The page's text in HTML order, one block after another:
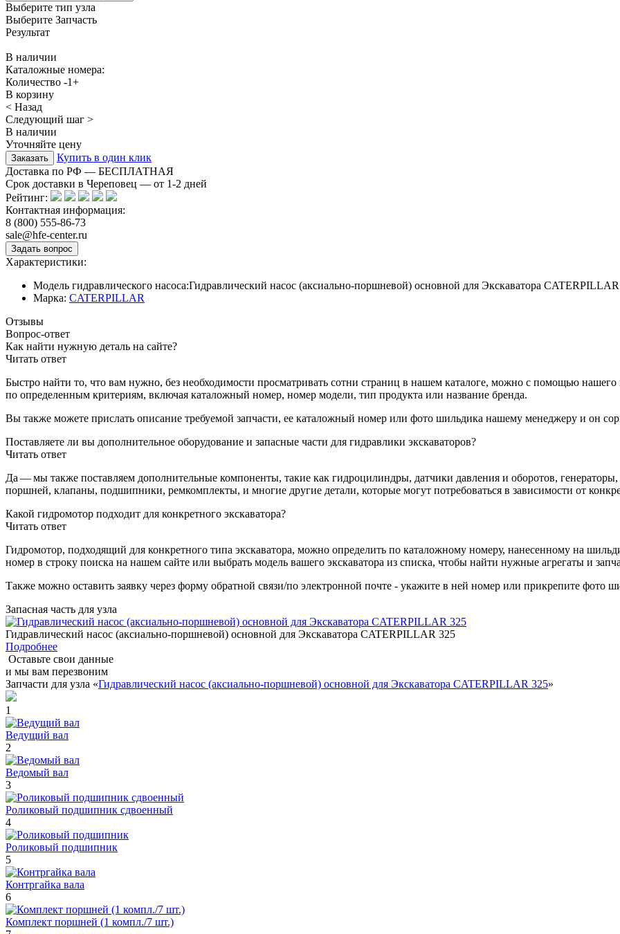
Выберите тип узла
Выберите Запчасть
Результат
В наличии
Каталожные номера:
Количество -1+
В корзину
< Назад
Следующий шаг >
В наличии
Уточняйте цену
Купить в один клик
Доставка по РФ — БЕСПЛАТНАЯ
Срок доставки в Череповец — от 1-2 дней
Рейтинг:
Контактная информация:
8 (800) 555-86-73
sale@hfe-center.ru
Характеристики:
Модель гидравлического насоса:Гидравлический насос (аксиально-поршневой) основной для Экскаватора
Марка: CATERPILLAR
Отзывы
Вопрос-ответ
Как найти нужную деталь на сайте?
Читать ответ
Быстро найти то, что вам нужно, без необходимости просматривать сотни страниц в нашем каталоге, можно с помощью
по определенным критериям, включая каталожный номер, номер модели, тип продукта или название бренда.
Вы также можете прислать описание требуемой запчасти, ее каталожный номер или фото шильдика нашему менеджеру и он
Поставляете ли вы дополнительное оборудование и запасные части для гидравлики экскаваторов?
Читать ответ
Да — мы также поставляем дополнительные компоненты, такие как гидроцилиндры, датчики давления и оборотов,
поршней, клапаны, подшипники, ремкомплекты, и многие другие детали, которые могут потребоваться в зависимости от
Какой гидромотор подходит для конкретного экскаватора?
Читать ответ
Гидромотор, подходящий для конкретного типа экскаватора, можно определить по каталожному номеру, нанесенному на
номер в строку поиска на нашем сайте или выбрать модель вашего экскаватора из списка, чтобы найти нужные агрегаты и
Также можно оставить заявку через форму обратной связи/по электронной почте - укажите в ней номер или прикрепите фото
Запасная часть для узла
Гидравлический насос (аксиально-поршневой) основной для Экскаватора CATERPILLAR 325
Подробнее
Оставьте свои данные
и мы вам перезвоним
Запчасти для узла «Гидравлический насос (аксиально-поршневой) основной для Экскаватора CATERPILLAR 325»
1
Ведущий вал
2
Ведомый вал
3
Роликовый подшипник сдвоенный
4
Роликовый подшипник
5
Контргайка вала
6
Комплект поршней (1 компл./7 шт.)